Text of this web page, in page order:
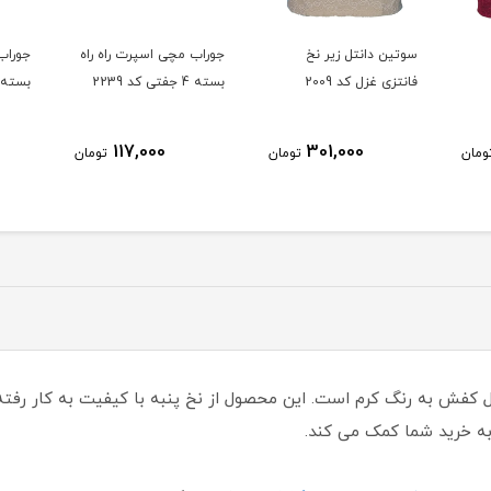
سوتین دانتل زیر نخ
فانتزی غزل کد 2009
301,000 تومان
جوراب مچی اسپرت راه راه
بسته 4 جفتی کد 2239
117,000 تومان
بسته 4 جفتی کد
کفش به رنگ کرم است. این محصول از نخ پنبه با کیفیت به کار